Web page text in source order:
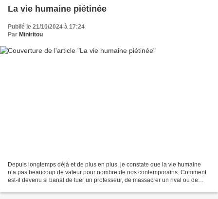
La vie humaine piétinée
Publié le 21/10/2024 à 17:24
Par Miniritou
Depuis longtemps déjà et de plus en plus, je constate que la vie humaine
n’a pas beaucoup de valeur pour nombre de nos contemporains. Comment
est-il devenu si banal de tuer un professeur, de massacrer un rival ou de